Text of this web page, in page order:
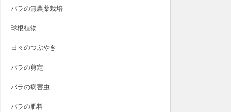
バラの無農薬栽培
球根植物
日々のつぶやき
バラの剪定
バラの病害虫
バラの肥料